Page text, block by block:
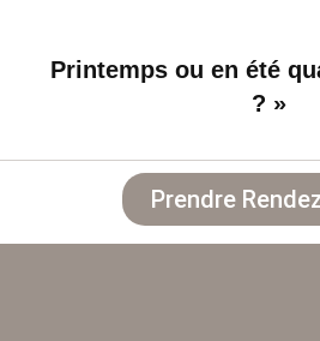
Printemps ou en été
? »
Prendre